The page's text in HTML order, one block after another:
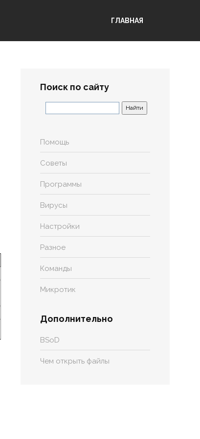
ГЛАВНАЯ
Поиск по сайту
Помощь
Советы
Программы
Вирусы
Настройки
Разное
Команды
Микротик
Дополнительно
BSoD
Чем открыть файлы